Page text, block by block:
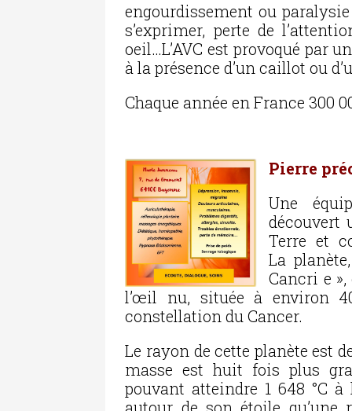
engourdissement ou
s’exprimer, perte de
oeil…L’AVC est provoqué par
à la présence d’un caillot ou
Chaque année en France 300
Pierre
Une
découvert
Terre et
La
Cancri e
l’œil nu, située à environ
constellation du Cancer.
Le rayon de cette planète est
masse est huit fois plus
pouvant atteindre 1 648 °C